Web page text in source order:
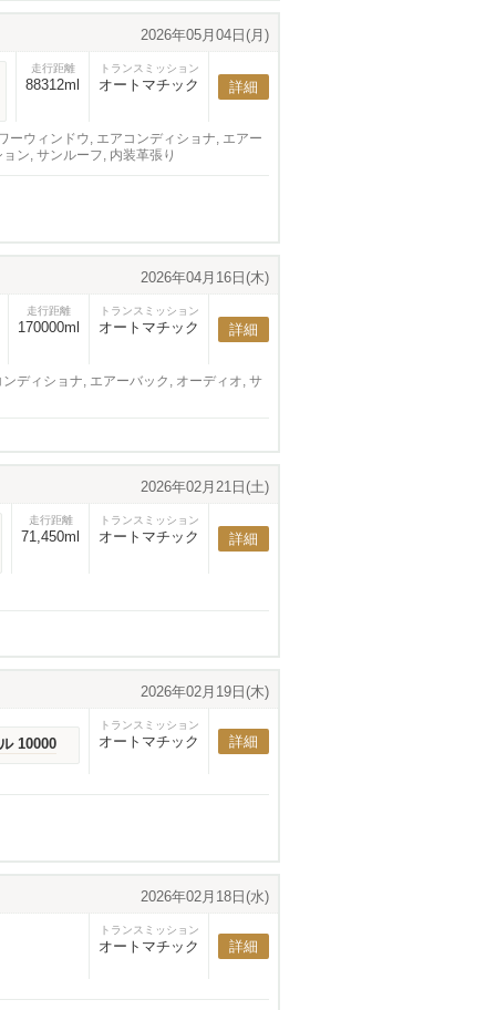
2026年05月04日(月)
走行距離
88312ml
トランスミッション
オートマチック 詳細
ーウィンドウ, エアコンディショナ, エアー
ン, サンルーフ, 内装革張り
2026年04月16日(木)
走行距離
170000ml
トランスミッション
オートマチック 詳細
ディショナ, エアーバック, オーディオ, サ
2026年02月21日(土)
走行距離
71,450ml
トランスミッション
オートマチック 詳細
2026年02月19日(木)
10000
トランスミッション
オートマチック 詳細
2026年02月18日(水)
トランスミッション
オートマチック 詳細